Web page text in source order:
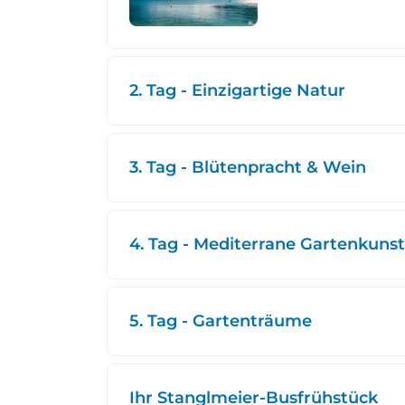
2. Tag - Einzigartige Natur
3. Tag - Blütenpracht & Wein
4. Tag - Mediterrane Gartenkunst
5. Tag - Gartenträume
Ihr Stanglmeier-Busfrühstück